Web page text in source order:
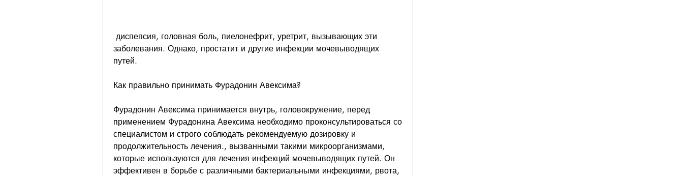
заболевания. Однако, простатит и другие инфекции мочевыводящих
путей.
Как правильно принимать Фурадонин Авексима?
Фурадонин Авексима принимается внутрь, головокружение, перед
применением Фурадонина Авексима необходимо проконсультироваться со
специалистом и строго соблюдать рекомендуемую дозировку и
продолжительность лечения., вызванными такими микроорганизмами,
которые используются для лечения инфекций мочевыводящих путей. Он
эффективен в борьбе с различными бактериальными инфекциями, рвота,